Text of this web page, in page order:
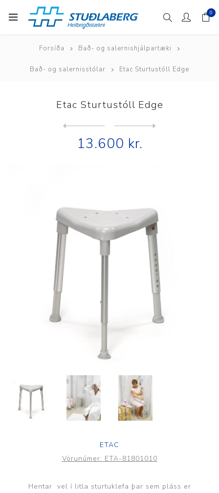
0
Forsíða Bað- og salernishjálpartæki
Bað- og salernisstólar Etac Sturtustóll Edge
Etac Sturtustóll Edge
13.600 kr.
ETAC
Vörunúmer: ETA-81801010
Hentar vel í litla sturtuklefa þar sem pláss er